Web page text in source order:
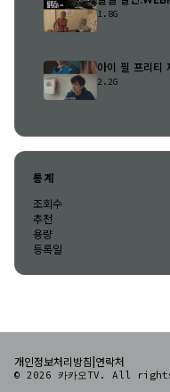
1.8G
아이 필 프리티
2.2G
통계
조회수
추천
용량
등록일
개인정보처리방침 연락처
© 2026 카카오TV. All